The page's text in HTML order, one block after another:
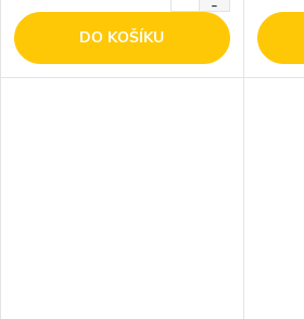
DO KOŠÍKU